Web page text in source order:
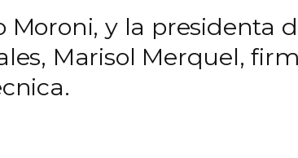
y la presidenta
Marisol Merquel,